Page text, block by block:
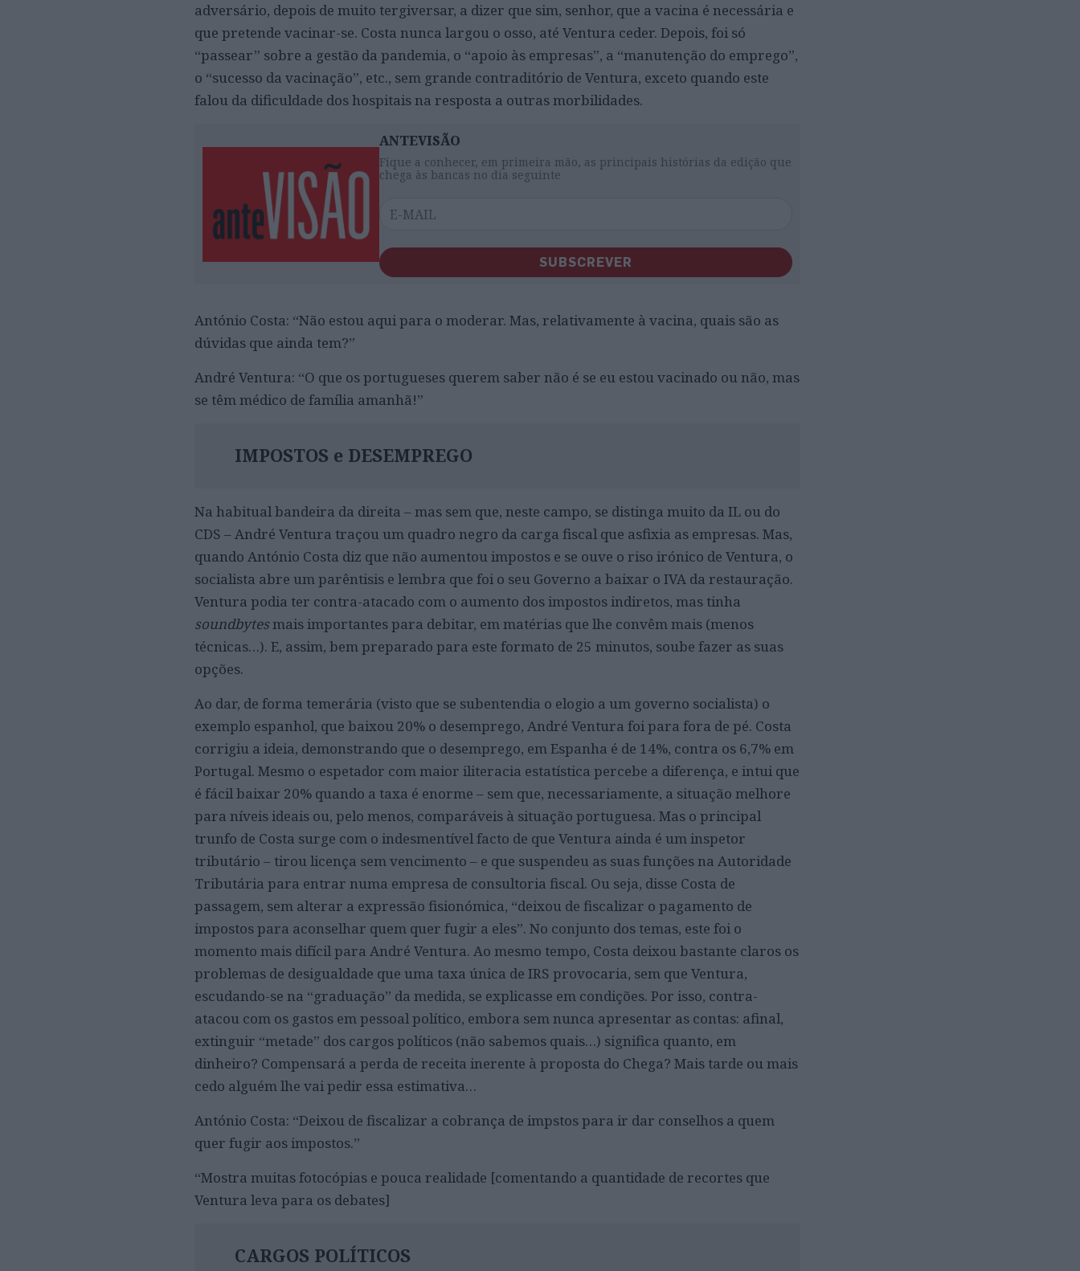
adversário, depois de muito tergiversar, a dizer que sim, senhor, que a vacina é necessária e
que pretende vacinar-se. Costa nunca largou o osso, até Ventura ceder. Depois, foi só
“passear” sobre a gestão da pandemia, o “apoio às empresas”, a “manutenção do emprego”,
o “sucesso da vacinação”, etc., sem grande contraditório de Ventura, exceto quando este
falou da dificuldade dos hospitais na resposta a outras morbilidades.
ANTEVISÃO
Fique a conhecer, em primeira mão, as principais histórias da edição que
chega às bancas no dia seguinte
SUBSCREVER
António Costa: “Não estou aqui para o moderar. Mas, relativamente à vacina, quais são as
dúvidas que ainda tem?”
André Ventura: “O que os portugueses querem saber não é se eu estou vacinado ou não, mas
se têm médico de família amanhã!”
IMPOSTOS e DESEMPREGO
Na habitual bandeira da direita – mas sem que, neste campo, se distinga muito da IL ou do
CDS – André Ventura traçou um quadro negro da carga fiscal que asfixia as empresas. Mas,
quando António Costa diz que não aumentou impostos e se ouve o riso irónico de Ventura, o
socialista abre um parêntisis e lembra que foi o seu Governo a baixar o IVA da restauração.
Ventura podia ter contra-atacado com o aumento dos impostos indiretos, mas tinha
soundbytesmais importantes para debitar, em matérias que lhe convêm mais (menos
técnicas…). E, assim, bem preparado para este formato de 25 minutos, soube fazer as suas
opções.
Ao dar, de forma temerária (visto que se subentendia o elogio a um governo socialista) o
exemplo espanhol, que baixou 20% o desemprego, André Ventura foi para fora de pé. Costa
corrigiu a ideia, demonstrando que o desemprego, em Espanha é de 14%, contra os 6,7% em
Portugal. Mesmo o espetador com maior iliteracia estatística percebe a diferença, e intui que
é fácil baixar 20% quando a taxa é enorme – sem que, necessariamente, a situação melhore
para níveis ideais ou, pelo menos, comparáveis à situação portuguesa. Mas o principal
trunfo de Costa surge com o indesmentível facto de que Ventura ainda é um inspetor
tributário – tirou licença sem vencimento – e que suspendeu as suas funções na Autoridade
Tributária para entrar numa empresa de consultoria fiscal. Ou seja, disse Costa de
passagem, sem alterar a expressão fisionómica, “deixou de fiscalizar o pagamento de
impostos para aconselhar quem quer fugir a eles”. No conjunto dos temas, este foi o
momento mais difícil para André Ventura. Ao mesmo tempo, Costa deixou bastante claros os
problemas de desigualdade que uma taxa única de IRS provocaria, sem que Ventura,
escudando-se na “graduação” da medida, se explicasse em condições. Por isso, contra-
atacou com os gastos em pessoal político, embora sem nunca apresentar as contas: afinal,
extinguir “metade” dos cargos políticos (não sabemos quais…) significa quanto, em
dinheiro? Compensará a perda de receita inerente à proposta do Chega? Mais tarde ou mais
cedo alguém lhe vai pedir essa estimativa…
António Costa: “Deixou de fiscalizar a cobrança de impstos para ir dar conselhos a quem
quer fugir aos impostos.”
“Mostra muitas fotocópias e pouca realidade [comentando a quantidade de recortes que
Ventura leva para os debates]
CARGOS POLÍTICOS